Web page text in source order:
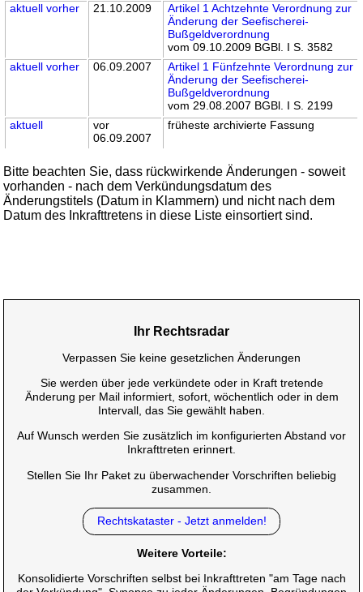
aktuell vorher 21.10.2009
Artikel 1 Achtzehnte Verordnung zur
Änderung der Seefischerei-
Bußgeldverordnung
vom 09.10.2009 BGBl. I S. 3582
aktuell vorher 06.09.2007
Artikel 1 Fünfzehnte Verordnung zur
Änderung der Seefischerei-
Bußgeldverordnung
vom 29.08.2007 BGBl. I S. 2199
aktuell
vor
06.09.2007
früheste archivierte Fassung
Bitte beachten Sie, dass rückwirkende Änderungen - soweit
vorhanden - nach dem Verkündungsdatum des
Änderungstitels (Datum in Klammern) und nicht nach dem
Datum des Inkrafttretens in diese Liste einsortiert sind.
Ihr Rechtsradar
Verpassen Sie keine gesetzlichen Änderungen
Sie werden über jede verkündete oder in Kraft tretende
Änderung per Mail informiert, sofort, wöchentlich oder in dem
Intervall, das Sie gewählt haben.
Auf Wunsch werden Sie zusätzlich im konfigurierten Abstand vor
Inkrafttreten erinnert.
Stellen Sie Ihr Paket zu überwachender Vorschriften beliebig
zusammen.
Rechtskataster - Jetzt anmelden!
Weitere Vorteile:
Konsolidierte Vorschriften selbst bei Inkrafttreten "am Tage nach